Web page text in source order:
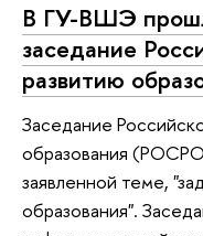
В ГУ-ВШЭ
заседание
развитию
Заседание
образования
заявленной теме,
образования".